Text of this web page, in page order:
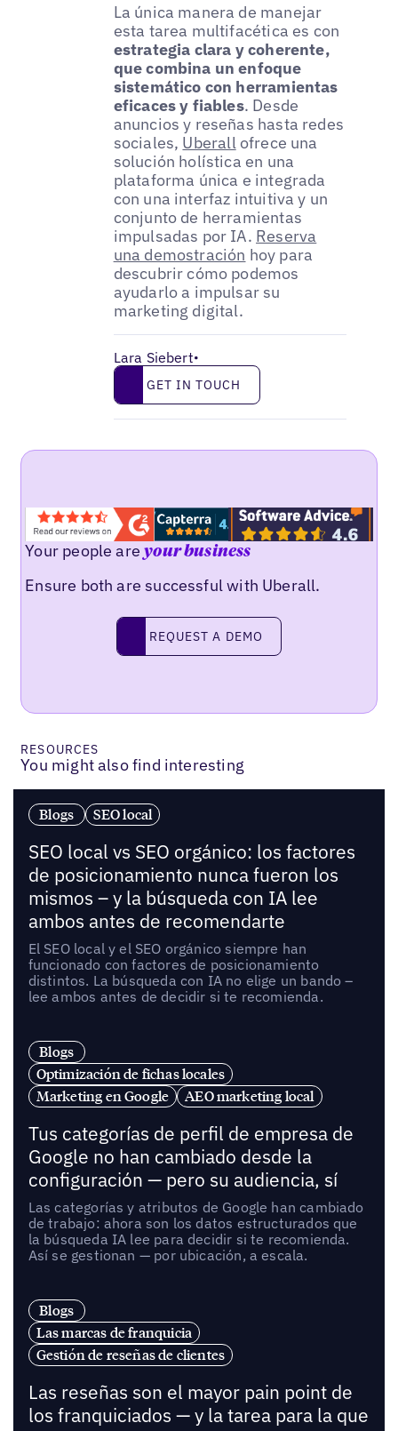
La única manera de manejar
esta tarea multifacética es con
estrategia clara y coherente,
que combina un enfoque
sistemático con herramientas
eficaces y fiables. Desde
anuncios y reseñas hasta redes
sociales, Uberall ofrece una
solución holística en una
plataforma única e integrada
con una interfaz intuitiva y un
conjunto de herramientas
impulsadas por IA. Reserva
una demostración hoy para
descubrir cómo podemos
ayudarlo a impulsar su
marketing digital.
Lara Siebert•
Get in touch
GET IN TOUCH
Your people areyour business
Ensure both are successful with Uberall.
Request a demo
REQUEST A DEMO
RESOURCES
You might also find interesting
Blogs SEO local
SEO local vs SEO orgánico: los factores
de posicionamiento nunca fueron los
mismos – y la búsqueda con IA lee
ambos antes de recomendarte
El SEO local y el SEO orgánico siempre han
funcionado con factores de posicionamiento
distintos. La búsqueda con IA no elige un bando –
lee ambos antes de decidir si te recomienda.
Blogs
Optimización de fichas locales
Marketing en Google
AEO marketing local
Tus categorías de perfil de empresa de
Google no han cambiado desde la
configuración — pero su audiencia, sí
Las categorías y atributos de Google han cambiado
de trabajo: ahora son los datos estructurados que
la búsqueda IA lee para decidir si te recomienda.
Así se gestionan — por ubicación, a escala.
Blogs
Las marcas de franquicia
Gestión de reseñas de clientes
Las reseñas son el mayor pain point de
los franquiciados — y la tarea para la que